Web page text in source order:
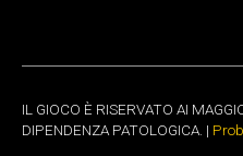
IL GIOCO È RISERVATO AI
DIPENDENZA PATOLOGICA. |